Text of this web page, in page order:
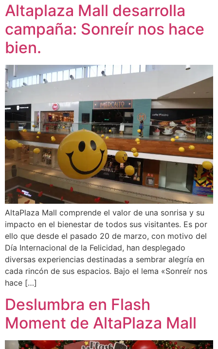
Altaplaza Mall desarrolla
campaña: Sonreír nos hace
bien.
AltaPlaza Mall comprende el valor de una sonrisa y su
impacto en el bienestar de todos sus visitantes. Es por
ello que desde el pasado 20 de marzo, con motivo del
Día Internacional de la Felicidad, han desplegado
diversas experiencias destinadas a sembrar alegría en
cada rincón de sus espacios. Bajo el lema «Sonreír nos
hace […]
Deslumbra en Flash
Moment de AltaPlaza Mall